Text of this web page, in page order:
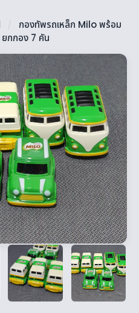
/
กองทัพรถเหล็ก Milo พร้อม
ยกกอง 7 คัน